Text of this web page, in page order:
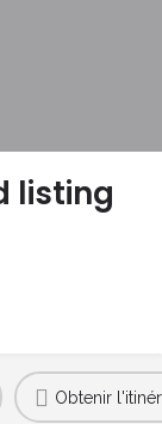
Obtenir